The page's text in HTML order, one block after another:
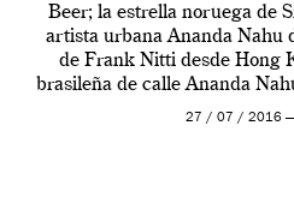
Beer; la estrella noruega de
artista urbana Ananda Nahu
de Frank Nitti desde Hong
brasileña de calle Ananda
Frank Nitti desde
27 / 07 / 2016